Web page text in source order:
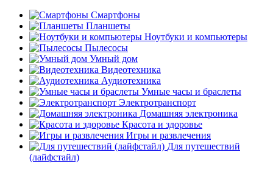
Смартфоны
Планшеты
Ноутбуки и компьютеры
Пылесосы
Умный дом
Видеотехника
Аудиотехника
Умные часы и браслеты
Электротранспорт
Домашняя электроника
Красота и здоровье
Игры и развлечения
Для путешествий
(лайфстайл)
раз в 2 недели